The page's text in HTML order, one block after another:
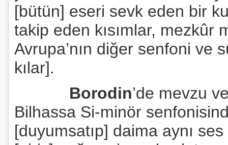
[bütün] eseri sevk eden bir
takip eden kısımlar, mezkûr
Avrupa’nın diğer senfoni ve
kılar].
Borodin’de mevzu
Bilhassa Si-minör
[duyumsatıp] daima aynı